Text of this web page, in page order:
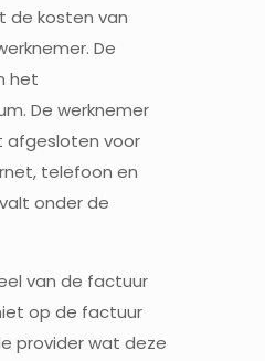
de kosten van
De
het
De werknemer
afgesloten voor
telefoon en
onder de
van de factuur
op de factuur
provider wat deze